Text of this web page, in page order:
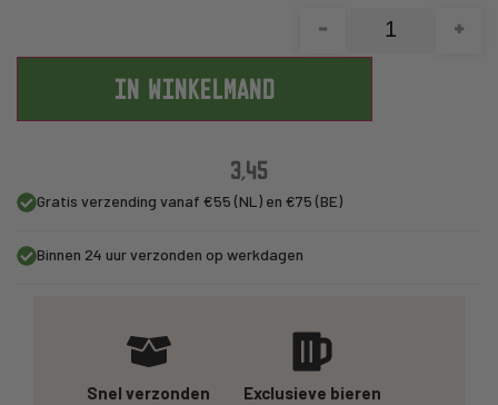
-
+
IN WINKELMAND
3,45
Gratis verzending vanaf €55 (NL) en €75 (BE)
Binnen 24 uur verzonden op werkdagen
Snel verzonden Exclusieve bieren